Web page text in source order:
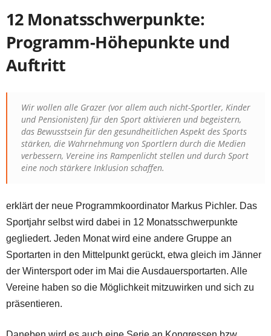
12 Monatsschwerpunkte:
Programm-Höhepunkte und
Auftritt
Wir wollen alle Grazer (vor allem auch nicht-Sportler, Kinder
und Pensionisten) für den Sport aktivieren und begeistern,
das Bewusstsein für den gesundheitlichen Aspekt des Sports
stärken, die Wahrnehmung von Sportlern durch die Medien
verbessern, Vereine ins Rampenlicht stellen und durch Sport
eine noch stärkere Inklusion schaffen.
erklärt der neue Programmkoordinator Markus Pichler. Das
Sportjahr selbst wird dabei in 12 Monatsschwerpunkte
gegliedert. Jeden Monat wird eine andere Gruppe an
Sportarten in den Mittelpunkt gerückt, etwa gleich im Jänner
der Wintersport oder im Mai die Ausdauersportarten. Alle
Vereine haben so die Möglichkeit mitzuwirken und sich zu
präsentieren.